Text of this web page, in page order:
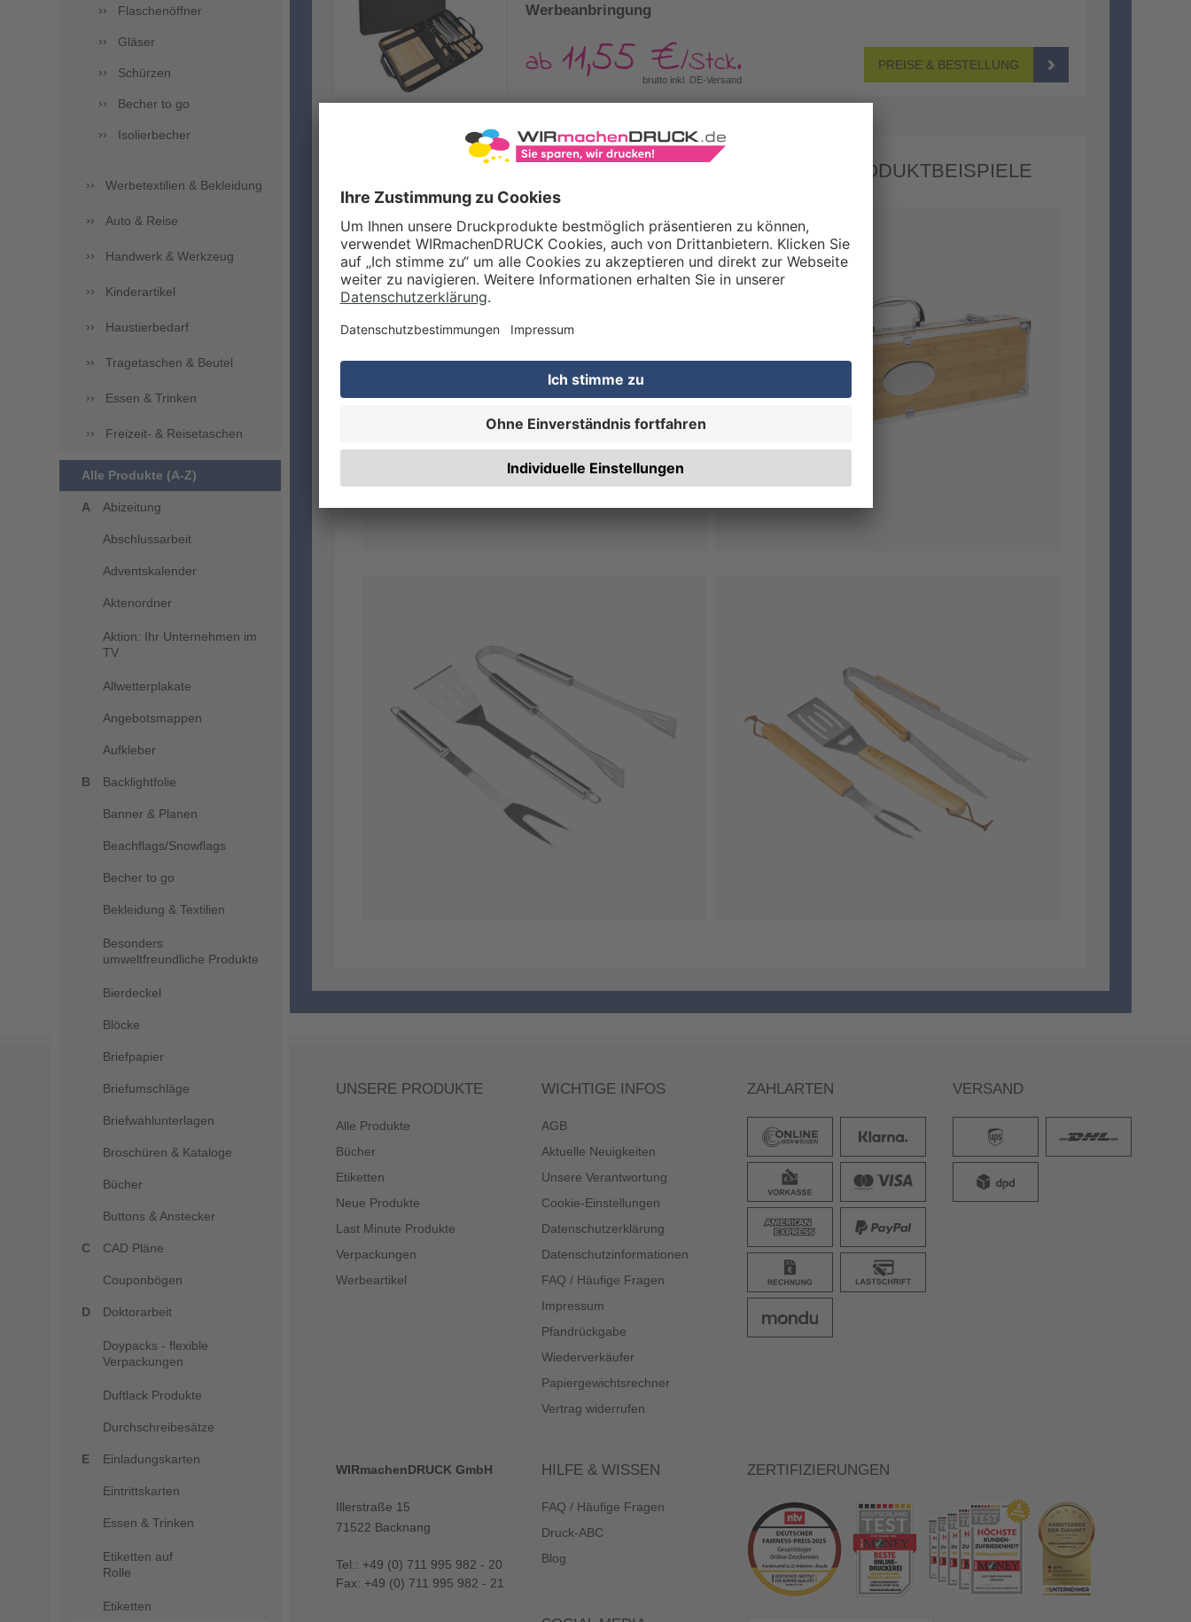
Flaschenöffner
Gläser
Schürzen
Becher to go
Isolierbecher
Werbetextilien & Bekleidung
Auto & Reise
Handwerk & Werkzeug
Kinderartikel
Haustierbedarf
Tragetaschen & Beutel
Essen & Trinken
Freizeit- & Reisetaschen
Alle Produkte (A-Z)
Abizeitung
Abschlussarbeit
Adventskalender
Aktenordner
Aktion: Ihr Unternehmen im
TV
Allwetterplakate
Angebotsmappen
Aufkleber
Backlightfolie
Banner & Planen
Beachflags/Snowflags
Becher to go
Bekleidung & Textilien
Besonders
umweltfreundliche Produkte
Bierdeckel
Blöcke
Briefpapier
Briefumschläge
Briefwahlunterlagen
Broschüren & Kataloge
Bücher
Buttons & Anstecker
CAD Pläne
Couponbögen
Doktorarbeit
Doypacks - flexible
Verpackungen
Duftlack Produkte
Durchschreibesätze
Einladungskarten
Eintrittskarten
Essen & Trinken
Etiketten auf
Rolle
Etiketten
Werbeanbringung
ab 11,55 €/Stck.
brutto inkl. DE-Versand
PREISE & BESTELLUNG
UNSERE GRILLSETS OHNE WERBEANBRINGUNG: PRODUKTBEISPIELE
UNSERE PRODUKTE
Alle Produkte
Bücher
Etiketten
Neue Produkte
Last Minute Produkte
Verpackungen
Werbeartikel
WICHTIGE INFOS
AGB
Aktuelle Neuigkeiten
Unsere Verantwortung
Cookie-Einstellungen
Datenschutzerklärung
Datenschutzinformationen
FAQ / Häufige Fragen
Impressum
Pfandrückgabe
Wiederverkäufer
Papiergewichtsrechner
Vertrag widerrufen
ZAHLARTEN VERSAND
WIRmachenDRUCK GmbH
Illerstraße 15
71522 Backnang
Tel.: +49 (0) 711 995 982 - 20
Fax: +49 (0) 711 995 982 - 21
HILFE & WISSEN
FAQ / Häufige Fragen
Druck-ABC
Blog
ZERTIFIZIERUNGEN